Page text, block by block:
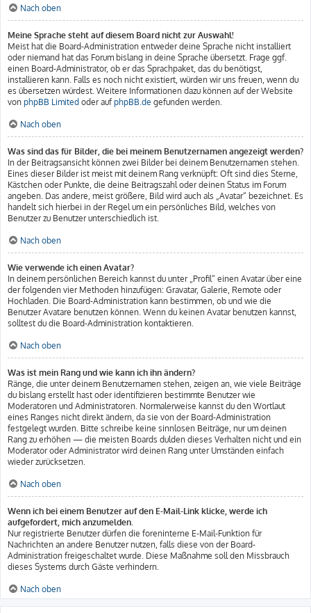
Nach oben
Meine Sprache steht auf diesem Board nicht zur Auswahl!
Meist hat die Board-Administration entweder deine Sprache nicht installiert
oder niemand hat das Forum bislang in deine Sprache übersetzt. Frage ggf.
einen Board-Administrator, ob er das Sprachpaket, das du benötigst,
installieren kann. Falls es noch nicht existiert, würden wir uns freuen, wenn du
es übersetzen würdest. Weitere Informationen dazu können auf der Website
von phpBB Limited oder auf phpBB.de gefunden werden.
Nach oben
Was sind das für Bilder, die bei meinem Benutzernamen angezeigt werden?
In der Beitragsansicht können zwei Bilder bei deinem Benutzernamen stehen.
Eines dieser Bilder ist meist mit deinem Rang verknüpft: Oft sind dies Sterne,
Kästchen oder Punkte, die deine Beitragszahl oder deinen Status im Forum
angeben. Das andere, meist größere, Bild wird auch als „Avatar“ bezeichnet. Es
handelt sich hierbei in der Regel um ein persönliches Bild, welches von
Benutzer zu Benutzer unterschiedlich ist.
Nach oben
Wie verwende ich einen Avatar?
In deinem persönlichen Bereich kannst du unter „Profil“ einen Avatar über eine
der folgenden vier Methoden hinzufügen: Gravatar, Galerie, Remote oder
Hochladen. Die Board-Administration kann bestimmen, ob und wie die
Benutzer Avatare benutzen können. Wenn du keinen Avatar benutzen kannst,
solltest du die Board-Administration kontaktieren.
Nach oben
Was ist mein Rang und wie kann ich ihn ändern?
Ränge, die unter deinem Benutzernamen stehen, zeigen an, wie viele Beiträge
du bislang erstellt hast oder identifizieren bestimmte Benutzer wie
Moderatoren und Administratoren. Normalerweise kannst du den Wortlaut
eines Ranges nicht direkt ändern, da sie von der Board-Administration
festgelegt wurden. Bitte schreibe keine sinnlosen Beiträge, nur um deinen
Rang zu erhöhen — die meisten Boards dulden dieses Verhalten nicht und ein
Moderator oder Administrator wird deinen Rang unter Umständen einfach
wieder zurücksetzen.
Nach oben
Wenn ich bei einem Benutzer auf den E-Mail-Link klicke, werde ich
aufgefordert, mich anzumelden.
Nur registrierte Benutzer dürfen die foreninterne E-Mail-Funktion für
Nachrichten an andere Benutzer nutzen, falls diese von der Board-
Administration freigeschaltet wurde. Diese Maßnahme soll den Missbrauch
dieses Systems durch Gäste verhindern.
Nach oben